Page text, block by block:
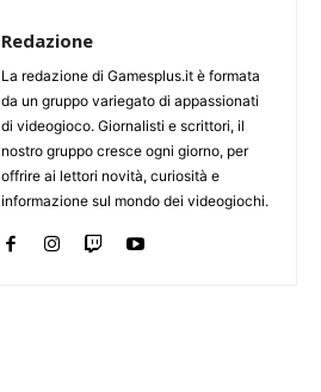
Redazione
La redazione di Gamesplus.it è formata
da un gruppo variegato di appassionati
di videogioco. Giornalisti e scrittori, il
nostro gruppo cresce ogni giorno, per
offrire ai lettori novità, curiosità e
informazione sul mondo dei videogiochi.